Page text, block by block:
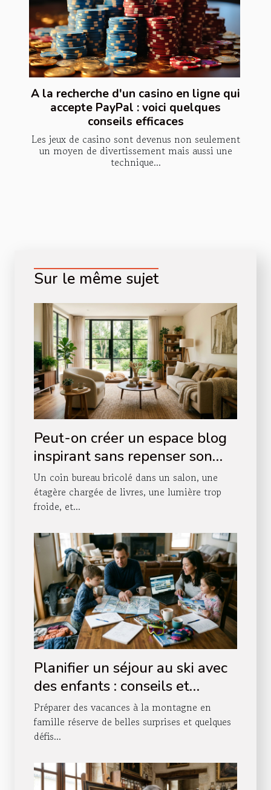
A la recherche d'un casino en ligne qui
accepte PayPal : voici quelques
conseils efficaces
Les jeux de casino sont devenus non seulement
un moyen de divertissement mais aussi une
technique...
Sur le même sujet
Peut-on créer un espace blog
inspirant sans repenser son
agencement intérieur ?
Un coin bureau bricolé dans un salon, une
étagère chargée de livres, une lumière trop
froide, et...
Planifier un séjour au ski avec
des enfants : conseils et
astuces
Préparer des vacances à la montagne en
famille réserve de belles surprises et quelques
défis...